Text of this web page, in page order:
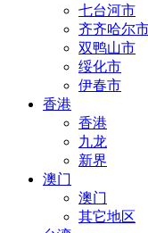
七台河市
齐齐哈尔
双鸭山市
绥化市
伊春市
香港
香港
九龙
新界
澳门
澳门
其它地区